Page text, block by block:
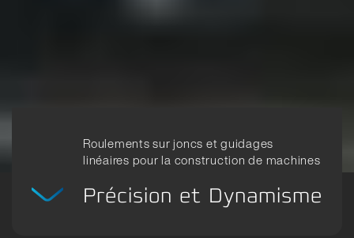
Roulements sur joncs et guidages
linéaires pour la construction de machines
Précision et Dynamisme